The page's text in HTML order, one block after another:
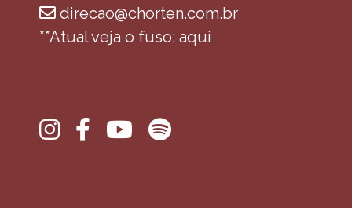
direcao@chorten.com.br
**Atual veja o fuso: aqui